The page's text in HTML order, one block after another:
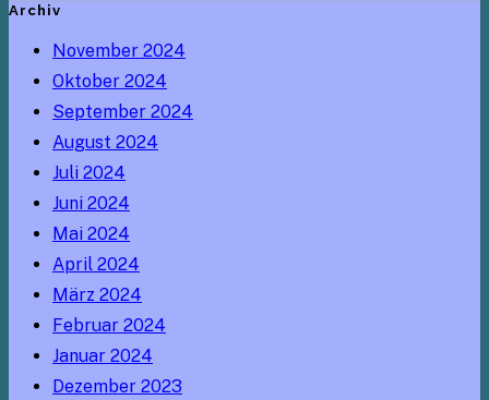
Archiv
November 2024
Oktober 2024
September 2024
August 2024
Juli 2024
Juni 2024
Mai 2024
April 2024
März 2024
Februar 2024
Januar 2024
Dezember 2023